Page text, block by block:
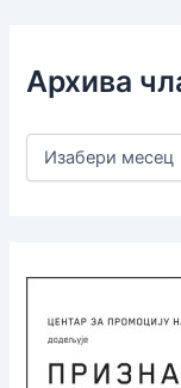
Архива
А